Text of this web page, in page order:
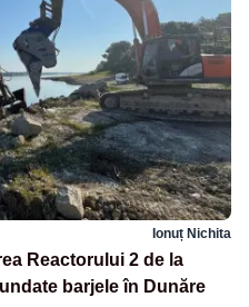
Ionuț Nichita
Reactorului 2 de la
barjele în Dunăre